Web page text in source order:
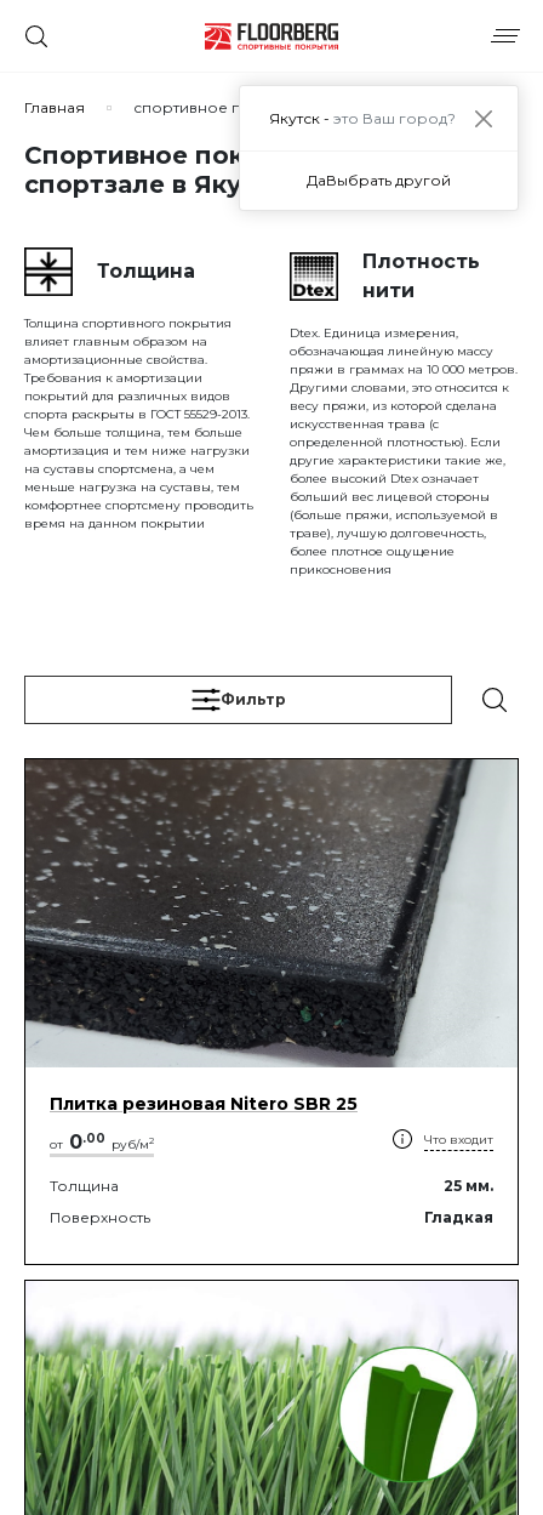
Главная спортивное покрытие пола в спортзале
Спортивное покрытие пола в
спортзале в Якутске
Толщина
Толщина спортивного покрытия
влияет главным образом на
амортизационные свойства.
Требования к амортизации
покрытий для различных видов
спорта раскрыты в ГОСТ 55529-2013.
Чем больше толщина, тем больше
амортизация и тем ниже нагрузки
на суставы спортсмена, а чем
меньше нагрузка на суставы, тем
комфортнее спортсмену проводить
время на данном покрытии
Плотность
нити
Dtex. Единица измерения,
обозначающая линейную массу
пряжи в граммах на 10 000 метров.
Другими словами, это относится к
весу пряжи, из которой сделана
искусственная трава (с
определенной плотностью). Если
другие характеристики такие же,
более высокий Dtex означает
больший вес лицевой стороны
(больше пряжи, используемой в
траве), лучшую долговечность,
более плотное ощущение
прикосновения
Фильтр
Плитка резиновая Nitero SBR 25
от 0.00 руб/м2 Что входит
Толщина 25 мм.
Поверхность
Гладкая
Якутск - это Ваш город?
ДаВыбрать другой